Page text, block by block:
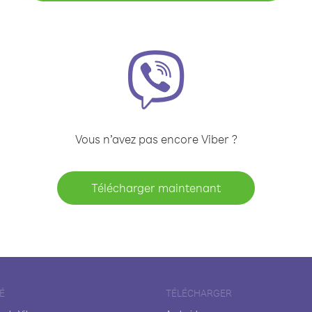
Vous n’avez pas encore Viber ?
Télécharger maintenant
TÉLÉCHARGER